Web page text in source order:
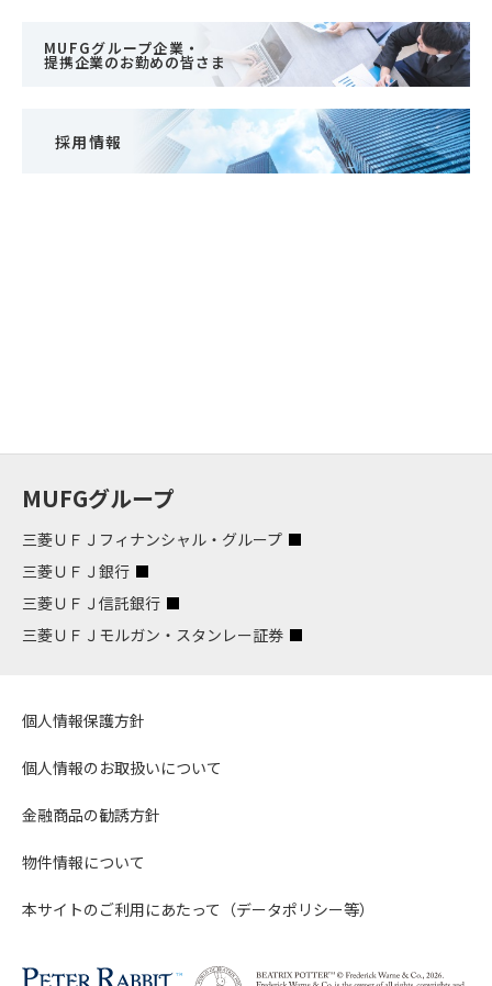
MUFGグループ企業・
提携企業のお勤めの皆さま
採用情報
MUFGグループ
三菱ＵＦＪフィナンシャル・グループ
三菱ＵＦＪ銀行
三菱ＵＦＪ信託銀行
三菱ＵＦＪモルガン・スタンレー証券
個人情報保護方針
個人情報のお取扱いについて
金融商品の勧誘方針
物件情報について
本サイトのご利用にあたって（データポリシー等）